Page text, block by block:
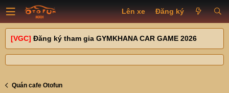
Lên xe Đăng ký
[VGC] Đăng ký tham gia GYMKHANA CAR GAME 2026
Quán cafe Otofun